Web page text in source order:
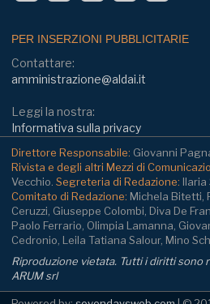
PER INSERZIONI PUBBLICITARIE
Contattare:
amministrazione@aldai.it
Leggi la nostra:
Informativa sulla privacy
Direttore Responsabile: Giovanni
Rivista e degli altri Mezzi di
Vecchio. Segreteria di Redazione: Ilaria
Comitato di Redazione: Michela Bitetti,
Ceruzzi, Giuseppe Colombi, Diva De
Paolo Ferrario, Olimpia Lamanna,
Cedronio, Leila Tatiana Salour, Mino
Riproduzione vietata. Tutti i diritti sono
ARUM srl